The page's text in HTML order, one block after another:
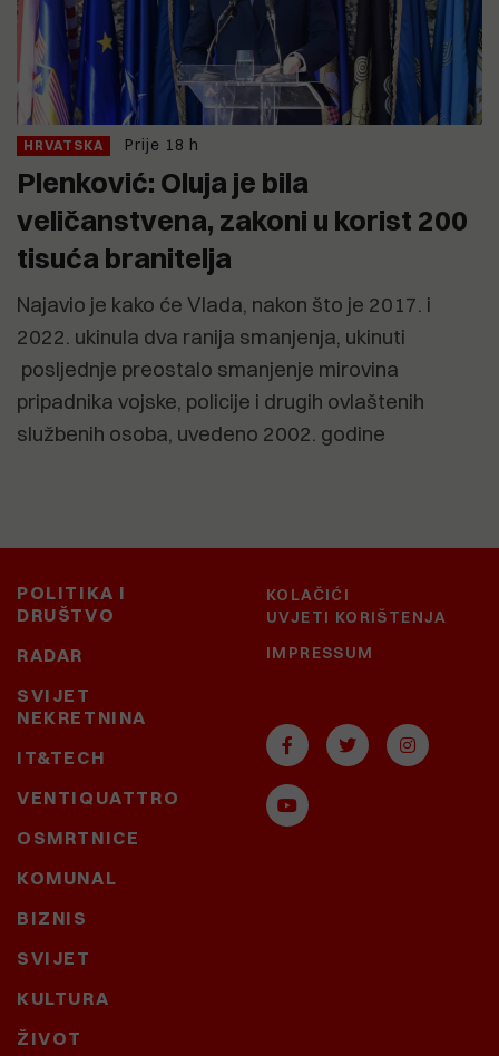
HRVATSKA Prije 18 h
Plenković: Oluja je bila
veličanstvena, zakoni u korist 200
tisuća branitelja
Najavio je kako će Vlada, nakon što je 2017. i
2022. ukinula dva ranija smanjenja, ukinuti
posljednje preostalo smanjenje mirovina
pripadnika vojske, policije i drugih ovlaštenih
službenih osoba, uvedeno 2002. godine
POLITIKA I
DRUŠTVO
RADAR
SVIJET
NEKRETNINA
IT&TECH
VENTIQUATTRO
OSMRTNICE
KOMUNAL
BIZNIS
SVIJET
KULTURA
ŽIVOT
KOLAČIĆI
UVJETI KORIŠTENJA
IMPRESSUM